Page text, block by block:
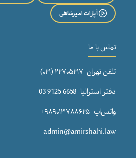
آپارات امیرشاهی
تماس با ما
تلفن تهران: ۲۲۷۰۵۲۱۷ (۰۲۱)
دفتر استرالیا: 6658 9125 03
واتس‌اپ: ۹۸۹۰۱۳۷۸۸۶۲۵+
admin@amirshahi.law